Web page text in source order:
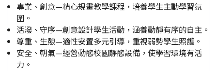
專業、創意—精心規畫教學課程，培養學生主動學習氛
圍。
活潑、守序—創意設計學生活動，涵養動靜有序的自主。
尊重、生憩—適性安置多元引導，重視弱勢學生照護。
安全、朝氣—經營動態校園靜態設備，使學習環境有活
力。